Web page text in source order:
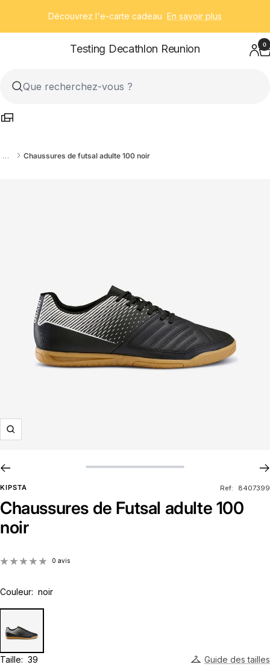
contenu
Découvrez l'e-carte cadeau En savoir plus
Testing Decathlon Reunion 0
… Chaussures de futsal adulte 100 noir
Zoom
KIPSTA
Chaussures de Futsal adulte 100
noir
0 avis
Ref: 8407399
Taille: 39 Guide des tailles
Couleur: noir